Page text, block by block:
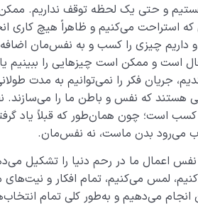
و حتی یک لحظه توقف نداریم.
استراحت می‌کنیم و ظاهراً هیچ کاری
داریم چیزی را کسب و به نفس‌مان
است و ممکن است چیزهایی را ببینیم
جریان فکر را نمی‌توانیم به ‌مدت
هستند که نفس و باطن ما را
است؛ چون همان‌طور که قبلاً یاد
می‌رود بدن ماست، نه نفس‌مان.
اعمال ما در رحم دنیا را تشکیل
لمس می‌کنیم، تمام افکار و نیت‌های
می‌دهیم و به‌طور کلی تمام